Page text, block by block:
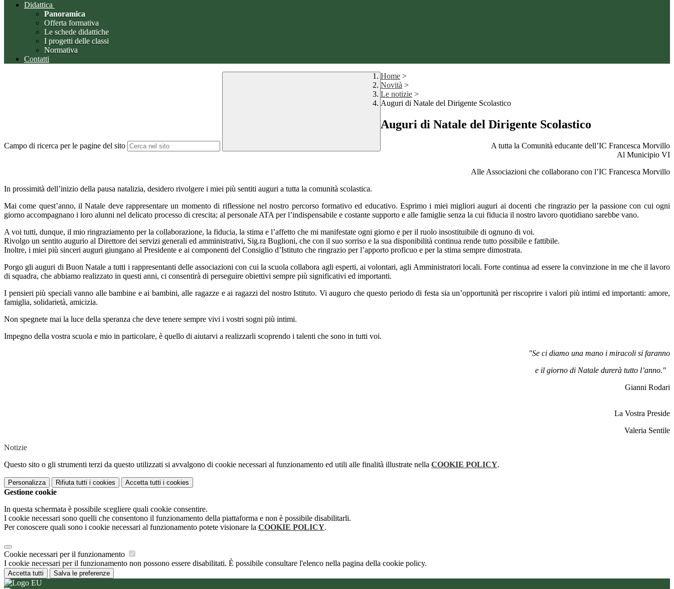
Didattica
Panoramica
Offerta formativa
Le schede didattiche
I progetti delle classi
Normativa
Contatti
Campo di ricerca per le pagine del sito
Home >
Novità >
Le notizie >
Auguri di Natale del Dirigente Scolastico
Auguri di Natale del Dirigente Scolastico
A tutta la Comunità educante dell’IC Francesca Morvillo
Al Municipio VI
Alle Associazioni che collaborano con l’IC Francesca Morvillo
In prossimità dell’inizio della pausa natalizia, desidero rivolgere i miei più sentiti auguri a tutta la comunità scolastica.
Mai come quest’anno, il Natale deve rappresentare un momento di riflessione nel nostro percorso formativo ed educativo.Esprimo i miei migliori auguri aidocenti che ringrazio per la passione con cui ogni
giorno accompagnano i loro alunni nel delicato processo di crescita; al personale ATA per l’indispensabile e costante supporto e alle famiglie senza la cui fiducia il nostro lavoro quotidiano sarebbe vano.
A voi tutti, dunque, il mio ringraziamento per la collaborazione, la fiducia, la stima e l’affetto che mi manifestate ogni giorno e per il ruolo insostituibile di ognuno di voi.
Rivolgo un sentito augurio al Direttore dei servizi generali ed amministrativi, Sig.ra Buglioni, che con il suo sorriso e la sua disponibilità continua rende tutto possibile e fattibile.
Inoltre, i miei più sinceri auguri giungano al Presidente e ai componenti del Consiglio d’Istituto che ringrazio per l’apporto proficuo e per la stima sempre dimostrata.
Porgo gli auguri di Buon Natale a tutti i rappresentanti delle associazioni con cui la scuola collabora agli esperti, ai volontari, agli Amministratori locali. Forte continua ad essere la convinzione in me che il lavoro
di squadra, che abbiamo realizzato in questi anni, ci consentirà di perseguire obiettivi sempre più significativi ed importanti.
I pensieri più speciali vanno alle bambine e ai bambini, alle ragazze e ai ragazzi del nostro Istituto. Vi auguro che questo periodo di festa sia un’opportunità per riscoprire i valori più intimi edimportanti: amore,
famiglia, solidarietà, amicizia.
Non spegnete mai la luce della speranza che deve tenere sempre vivi i vostri sogni più intimi.
Impegno della vostra scuola e mio in particolare, è quello di aiutarvi a realizzarli scoprendo i talenti che sono in tutti voi.
"Se ci diamo una mano i miracoli si faranno
e il giorno di Natale durerà tutto l’anno."
Gianni Rodari
La Vostra Preside
Valeria Sentile
Notizie
Questo sito o gli strumenti terzi da questo utilizzati si avvalgono di cookie necessari al funzionamento ed utili alle finalità illustrate nella COOKIE POLICY.
Personalizza Rifiuta tutti i cookies Accetta tutti i cookies
Gestione cookie
In questa schermata è possibile scegliere quali cookie consentire.
I cookie necessari sono quelli che consentono il funzionamento della piattaforma e non è possibile disabilitarli.
Per conoscere quali sono i cookie necessari al funzionamento potete visionare la COOKIE POLICY.
Cookie necessari per il funzionamento
I cookie necessari per il funzionamento non possono essere disabilitati. È possibile consultare l'elenco nella pagina della cookie policy.
Accetta tutti Salva le preferenze